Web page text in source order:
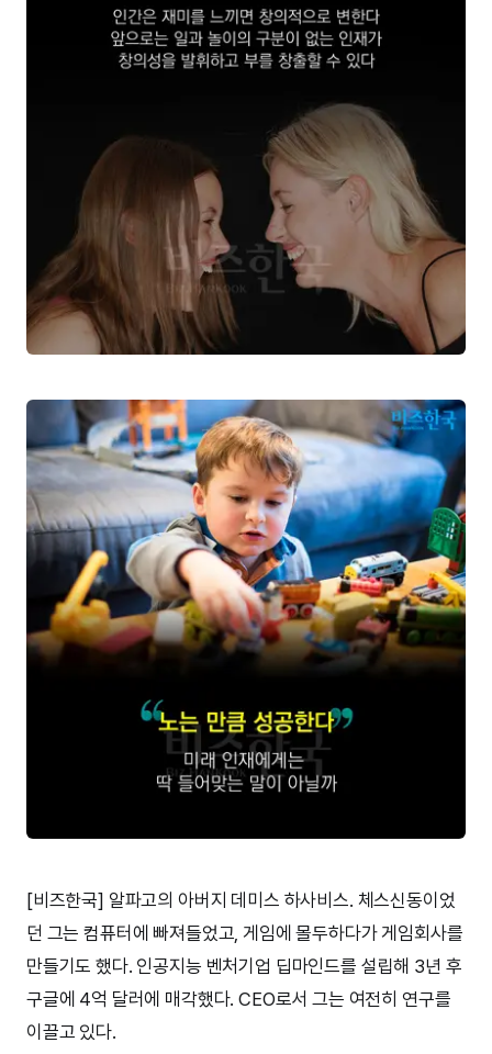
[비즈한국] 알파고의 아버지 데미스 하사비스. 체스신동이었
던 그는 컴퓨터에 빠져들었고, 게임에 몰두하다가 게임회사를
만들기도 했다. 인공지능 벤처기업 딥마인드를 설립해 3년 후
구글에 4억 달러에 매각했다. CEO로서 그는 여전히 연구를
이끌고 있다.